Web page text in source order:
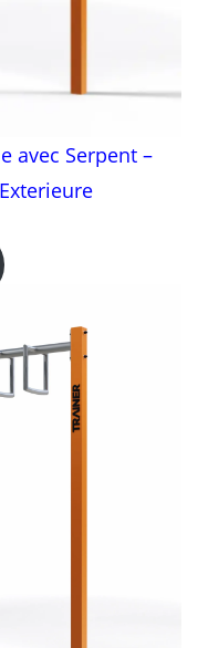
avec Serpent –